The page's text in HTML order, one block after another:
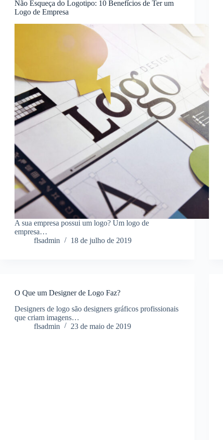
Não Esqueça do Logotipo: 10 Benefícios de Ter um
Logo de Empresa
A sua empresa possui um logo? Um logo de
empresa…
flsadmin
18 de julho de 2019
O Que um Designer de Logo Faz?
Designers de logo são designers gráficos profissionais
que criam imagens…
flsadmin
23 de maio de 2019